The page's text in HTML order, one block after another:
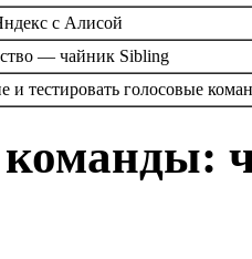
с Алисой
— чайник Sibling
и тестировать голосовые